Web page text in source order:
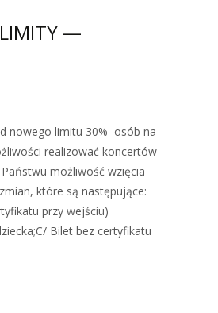
—
nowego limitu 30% osób na
realizować koncertów
możliwość wzięcia
które są następujące:
przy wejściu)
Bilet bez certyfikatu